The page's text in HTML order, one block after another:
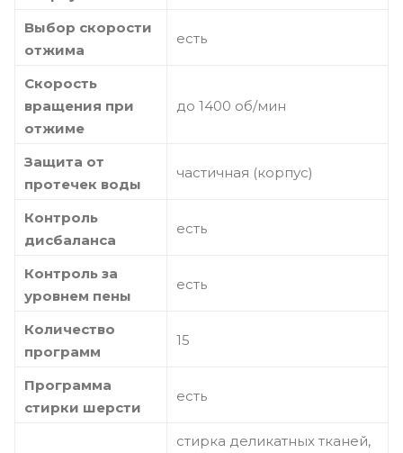
Выбор скорости
отжима
есть
Скорость
вращения при
отжиме
до 1400 об/мин
Защита от
протечек воды
частичная (корпус)
Контроль
дисбаланса
есть
Контроль за
уровнем пены
есть
Количество
программ
15
Программа
стирки шерсти
есть
стирка деликатных тканей,